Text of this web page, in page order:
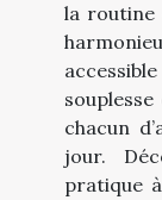
la routine
chacun
jour.
pratique